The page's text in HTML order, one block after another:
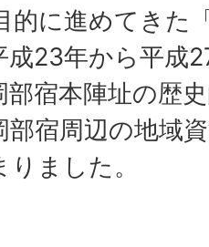
的に進めてきた
成23年から平成
部宿本陣址の歴
部宿周辺の地域
ました。